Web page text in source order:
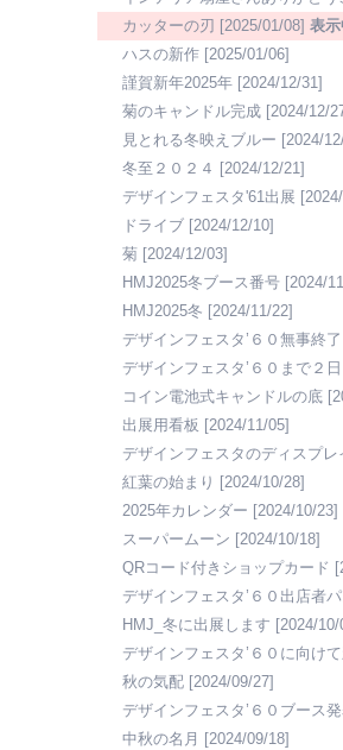
カッターの刃 [2025/01/08] 表示
ハスの新作 [2025/01/06]
謹賀新年2025年 [2024/12/31]
菊のキャンドル完成 [2024/12/
見とれる冬映えブルー [2024/
冬至２０２４ [2024/12/21]
デザインフェスタ'61出展
ドライブ [2024/12/10]
菊 [2024/12/03]
HMJ2025冬ブース番号 [2024/
HMJ2025冬 [2024/11/22]
デザインフェスタ’６０無事終了
デザインフェスタ’６０まで２日
コイン電池式キャンドルの底
出展用看板 [2024/11/05]
デザインフェスタのディスプレ
紅葉の始まり [2024/10/28]
2025年カレンダー [2024/10/23]
スーパームーン [2024/10/18]
QRコード付きショップカード
デザインフェスタ’６０出店者パ
HMJ_冬に出展します [2024/10/
デザインフェスタ’６０に向け
秋の気配 [2024/09/27]
デザインフェスタ’６０ブース
中秋の名月
[2024/09/18]